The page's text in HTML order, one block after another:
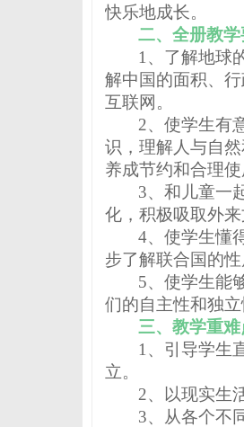
快乐地成长。
二、全册教学
1 、了解地球
解中国的面积、
互联网。
2、使学生有
识，理解人与自
养成节约和合理
3、和儿童一
化，积极吸取外
4、使学生懂
步了解联合国的
5、使学生能
们的自主性和独立
三、教学重难
1 、引导学生
立。
2、以现实生
3、从各个不